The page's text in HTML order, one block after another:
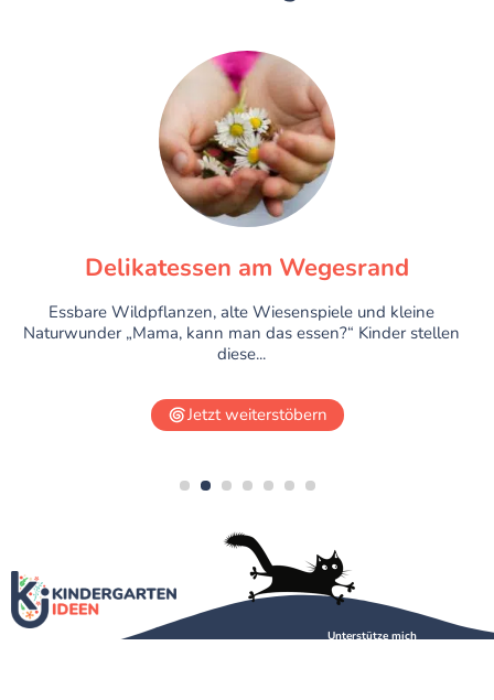
Delikatessen am Wegesrand
Essbare Wildpflanzen, alte Wiesenspiele und kleine
Naturwunder „Mama, kann man das essen?“ Kinder stellen
diese...
Jetzt weiterstöbern
4 5 6 7
Unterstütze mich